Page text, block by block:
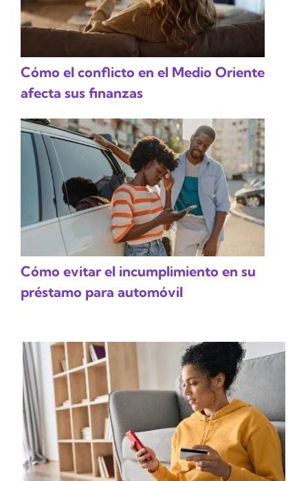
Cómo el conflicto en el Medio Oriente
afecta sus finanzas
Cómo evitar el incumplimiento en su
préstamo para automóvil